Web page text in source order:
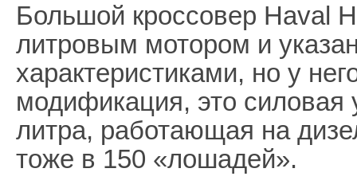
Большой кроссовер Haval
литровым мотором и
характеристиками, но у
модификация, это
литра, работающая на
тоже в 150 «лошадей».